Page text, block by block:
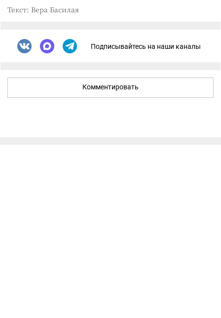
Текст: Вера Басилая
Подписывайтесь на наши каналы
Комментировать